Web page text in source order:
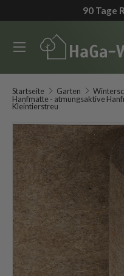
Zum Inhalt springen
Zum Menü springen
Fußzeile springen
Barrierefreiheits-
Direkt zum Inhalt
90 Tage
Suchen
Menü
Startseite Garten
Hanfmatte - atmungsaktive
Kleintierstreu